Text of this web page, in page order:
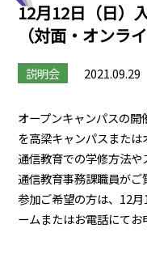
12月12日（日）
（対面・オンライ
説明会 2021.09.29
オープンキャンパスの
を高梁キャンパスまたは
通信教育での学修方法や
通信教育事務課職員がご
参加ご希望の方は、12
ームまたはお電話にてお